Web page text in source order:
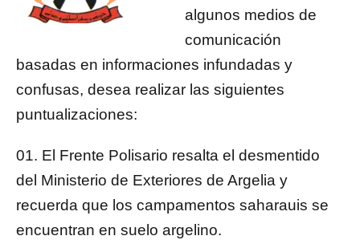
algunos medios de
comunicación
basadas en informaciones infundadas y
confusas, desea realizar las siguientes
puntualizaciones:
El Frente Polisario resalta el desmentido
del Ministerio de Exteriores de Argelia y
recuerda que los campamentos saharauis se
encuentran en suelo argelino.